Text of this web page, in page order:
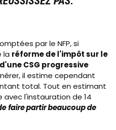
par le NFP, si
la réforme de l'impôt sur le
CSG progressive
il estime cependant
total. Tout en estimant
l'instauration de 14
faire partir beaucoup de